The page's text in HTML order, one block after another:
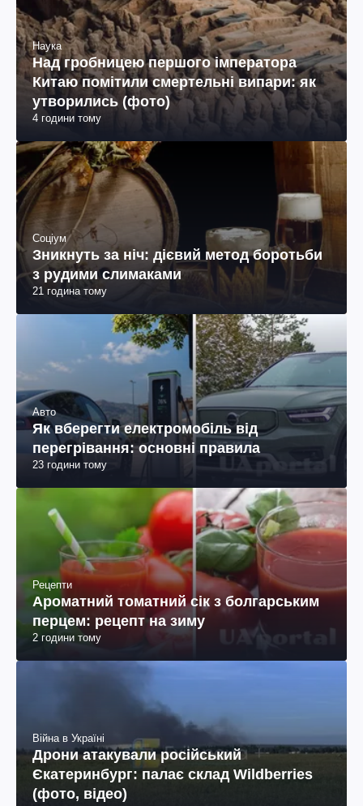
Наука
Над гробницею першого імператора
Китаю помітили смертельні випари: як
утворились (фото)
4 години тому
Соціум
Зникнуть за ніч: дієвий метод боротьби
з рудими слимаками
21 година тому
Авто
Як вберегти електромобіль від
перегрівання: основні правила
23 години тому
Рецепти
Ароматний томатний сік з болгарським
перцем: рецепт на зиму
2 години тому
Війна в Україні
Дрони атакували російський
Єкатеринбург: палає склад Wildberries
(фото, відео)